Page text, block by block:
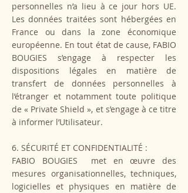
personnelles n’a lieu à ce jour hors UE.
Les données traitées sont hébergées en
France ou dans la zone économique
européenne. En tout état de cause, FABIO
BOUGIES s’engage à respecter les
dispositions légales en matière de
transfert de données personnelles à
l’étranger et notamment toute politique
de « Private Shield », et s’engage à ce titre
à informer l’Utilisateur.
6. SÉCURITÉ ET CONFIDENTIALITÉ :
FABIO BOUGIES met en œuvre des
mesures organisationnelles, techniques,
logicielles et physiques en matière de